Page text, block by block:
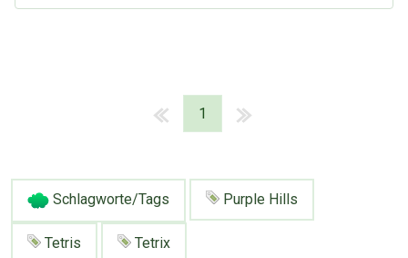
1
Schlagworte/Tags Purple Hills
Tetris Tetrix